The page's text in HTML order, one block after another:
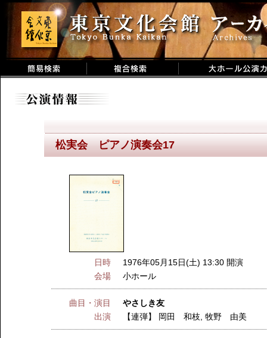
松実会 ピアノ演奏会17
日時
1976年05月15日(土) 13:30 開演
会場
小ホール
曲目・演目
やさしき友
出演
【連弾】 岡田 和枝 ,牧野 由美